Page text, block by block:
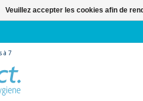
à 7
Veuillez accepter les cookies afin de